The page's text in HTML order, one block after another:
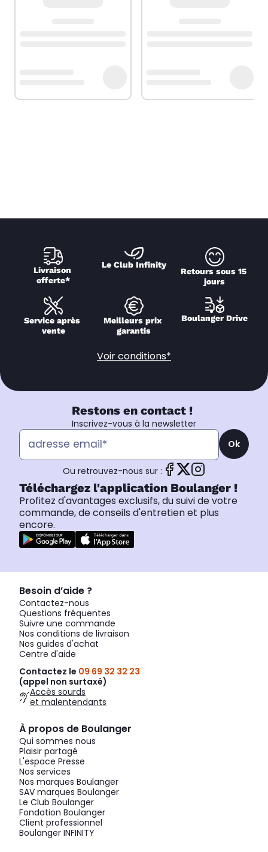
Livraison
offerte*
Le Club Infinity
Retours sous 15
jours
Service après
vente
Meilleurs prix
garantis
Boulanger Drive
Voir conditions*
Restons en contact !
Inscrivez-vous à la newsletter
Ok
Ou retrouvez-nous sur :
Téléchargez l'application Boulanger !
Profitez d'avantages exclusifs, du suivi de votre
commande, de conseils d'entretien et plus
encore.
Besoin d’aide ?
Contactez-nous
Questions fréquentes
Suivre une commande
Nos conditions de livraison
Nos guides d'achat
Centre d'aide
Contactez le 09 69 32 32 23
(appel non surtaxé)
Accès sourds
et malentendants
À propos de Boulanger
Qui sommes nous
Plaisir partagé
L'espace Presse
Nos services
Nos marques Boulanger
SAV marques Boulanger
Le Club Boulanger
Fondation Boulanger
Client professionnel
Boulanger INFINITY